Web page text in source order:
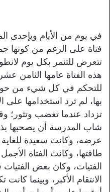
في يوم من الأيام وبإحدى
فتاة على الرغم من كونها
تتعرض للتنمر بكل يوم
هذه الفتاة عامها الثامن
للتحكم في كل شيء من
بها، لم ترد استخدامها على
تزداد عندما تغضب وتثور؛
شاب المدرسة أن يصحبها
عرضه، وكانت سعيدة
طاقتها، وكانت الفتاة
الفتيات، وكان بعض
الانتقام الأكبر، وبينما كانت